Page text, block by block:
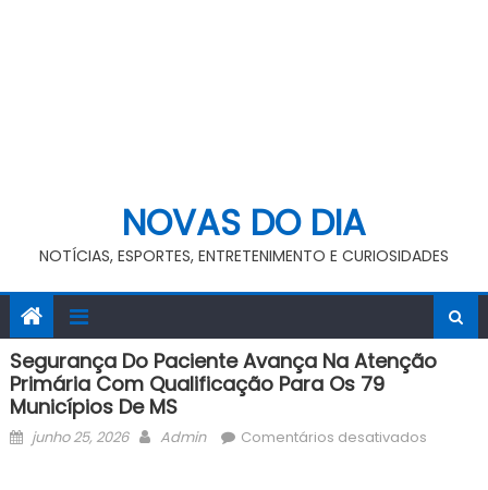
NOVAS DO DIA
NOTÍCIAS, ESPORTES, ENTRETENIMENTO E CURIOSIDADES
Segurança Do Paciente Avança Na Atenção
Primária Com Qualificação Para Os 79
Municípios De MS
Posted
junho 25, 2026 Author
Admin Comentários desativadosem